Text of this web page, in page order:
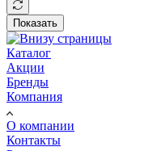
Показать
Каталог
Акции
Бренды
Компания
О компании
Контакты